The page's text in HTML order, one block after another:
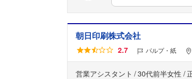
朝日印刷株式会社
2.7 パルプ・紙
営業アシスタント 30代前半女性